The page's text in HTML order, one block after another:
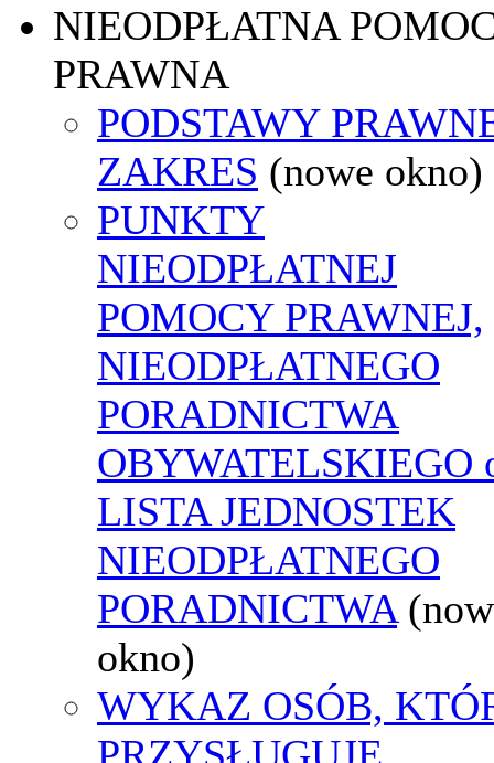
NIEODPŁATNA
PRAWNA
PODSTAWY
ZAKRES (nowe okno)
PUNKTY
NIEODPŁATNEJ
POMOCY PRAWNEJ,
NIEODPŁATNEGO
PORADNICTWA
OBYWATELSKIEGO
LISTA JEDNOSTEK
NIEODPŁATNEGO
PORADNICTWA
okno)
WYKAZ OSÓB,